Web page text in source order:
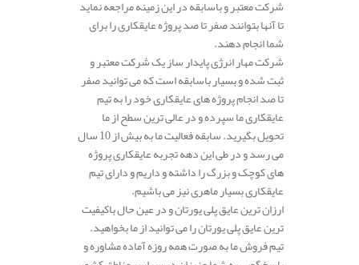
شرکت معتبر و باسابقه در این زمینه مراجعه نماید
تا آنها بتوانند صفر تا صد پروژه عایقکاری را برای
شما انجام دهند.
شرکت مهار انرژی پایدار ساز یک شرکت معتبر و
ثبت شده و بسیار باسابقه است که می توانید صفر
تا صد انجام پروژه های عایقکاری خود را به تیم
عایقکاری ما سپرده و در عالی ترین سطح از ما
تحویل بگیرید. سابقه فعالیت ما به بیش از 10 سال
می رسد و در طی این دهه تجربه عایقکاری پروژه
های کوچک و بزرگ را داشته و داریم و دارای تیم
عایقکاری بسیار ماهری نیز می باشیم.
ارزان ترین عایق پلی یورتان و در عین حال باکیفیت
ترین عایق پلی یورتان را می توانید از ما بخواهید.
تیم فروش ما به صورت همه روزه آماده مشاوره و